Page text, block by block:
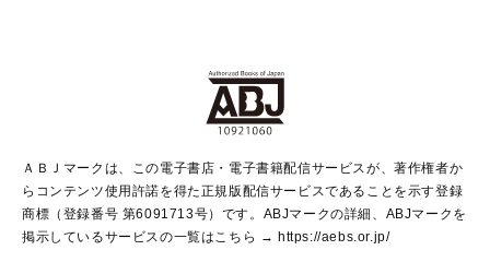
ジャンプルーキー！
ジャンプTOON
S-MANGA
ウルトラジャンプ
リマコミ＋
マンガMeets
月刊オフィスユー
LEE
Marisol
パラスポ＋！
青春と読書
アジア人物史
集英社新書
集英社新書プラス
よみタイ
ライトノベル・ノベライズ
集英社Webマガジン Cobalt
集英社オレンジ文庫
シフォン文庫
集英社みらい文庫
S-KIDS.LAND
SHUEISHA MANGA-ART HERITAGE
HAPPY PLUS STORE
shueisha vox
EDITOR'S LAB
ＡＢＪマークは、この電子書店・電子書籍配信サービスが、著作権者か
らコンテンツ使用許諾を得た正規版配信サービスであることを示す登録
商標（登録番号 第6091713号）です。ABJマークの詳細、ABJマークを
掲示しているサービスの一覧はこちら → https://aebs.or.jp/